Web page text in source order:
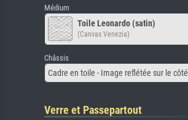
Médium
Toile Leonardo (satin)
(Canvas Venezia)
Châssis
Cadre en toile - Image reflétée sur le côté
Verre et Passepartout